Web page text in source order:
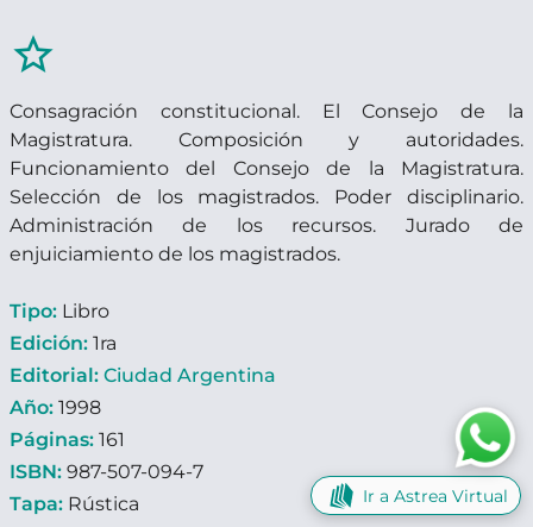
star_border
Consagración constitucional. El Consejo de la
Magistratura. Composición y autoridades.
Funcionamiento del Consejo de la Magistratura.
Selección de los magistrados. Poder disciplinario.
Administración de los recursos. Jurado de
enjuiciamiento de los magistrados.
Tipo: Libro
Edición: 1ra
Editorial: Ciudad Argentina
Año: 1998
Páginas: 161
ISBN: 987-507-094-7
Tapa: Rústica
Ir a Astrea Virtual